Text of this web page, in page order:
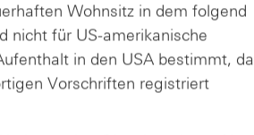
Wohnsitz in dem folgend
nicht für US-amerikanische
in den USA bestimmt, da
Vorschriften registriert